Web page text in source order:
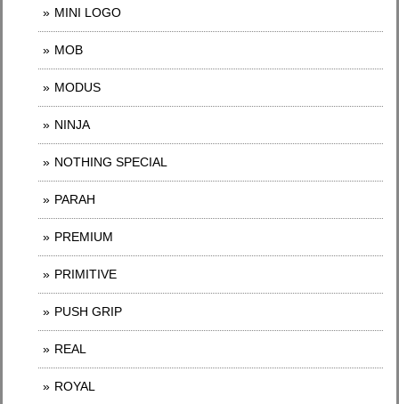
MINI LOGO
MOB
MODUS
NINJA
NOTHING SPECIAL
PARAH
PREMIUM
PRIMITIVE
PUSH GRIP
REAL
ROYAL